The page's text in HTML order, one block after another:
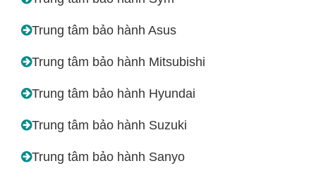
Trung tâm bảo hành Asus
Trung tâm bảo hành Mitsubishi
Trung tâm bảo hành Hyundai
Trung tâm bảo hành Suzuki
Trung tâm bảo hành Sanyo